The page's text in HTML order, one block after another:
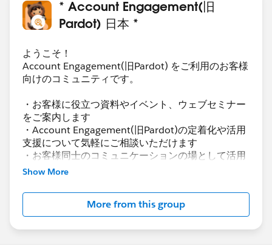
* Account Engagement(旧
Pardot) 日本 *
ようこそ！
Account Engagement(旧Pardot) をご利用のお客様
向けのコミュニティです。
・お客様に役立つ資料やイベント、ウェブセミナー
をご案内します
・Account Engagement(旧Pardot)の定着化や活用
支援について気軽にご相談いただけます
・お客様同士のコミュニケーションの場として活用
いただけます
Account Engagement(旧Pardot)に関する総合コミ
ュニティとしてお役立てください！
https://www.salesforce.com/jp/products/pardot
/overview
Show More
More from this group